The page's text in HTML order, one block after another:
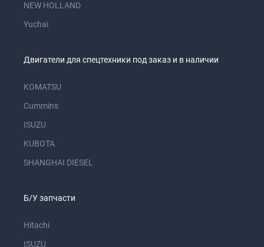
NEW HOLLAND
Yuchai
Двигатели для спецтехники под заказ и в наличии
KOMATSU
Cummins
ISUZU
KUBOTA
SHANGHAI DIESEL
Б/У запчасти
Hitachi
ISUZU